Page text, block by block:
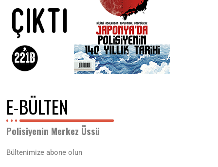
E-BÜLTEN
Polisiyenin Merkez Üssü
Bültenimize abone olun